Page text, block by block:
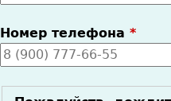
имя
*
Номер телефона *